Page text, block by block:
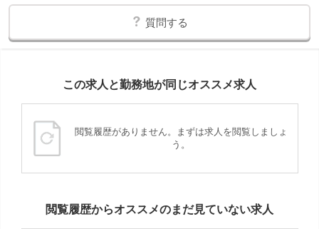
質問する
この求人と勤務地が同じオススメ求人
閲覧履歴がありません。まずは求人を閲覧しましょ
う。
閲覧履歴からオススメのまだ見ていない求人